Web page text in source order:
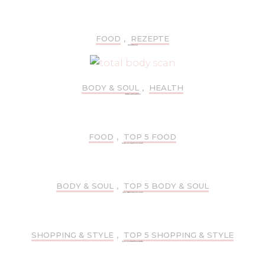
FOOD , REZEPTE
BODY & SOUL , HEALTH
FOOD , TOP 5 FOOD
BODY & SOUL , TOP 5 BODY & SOUL
SHOPPING & STYLE , TOP 5 SHOPPING & STYLE